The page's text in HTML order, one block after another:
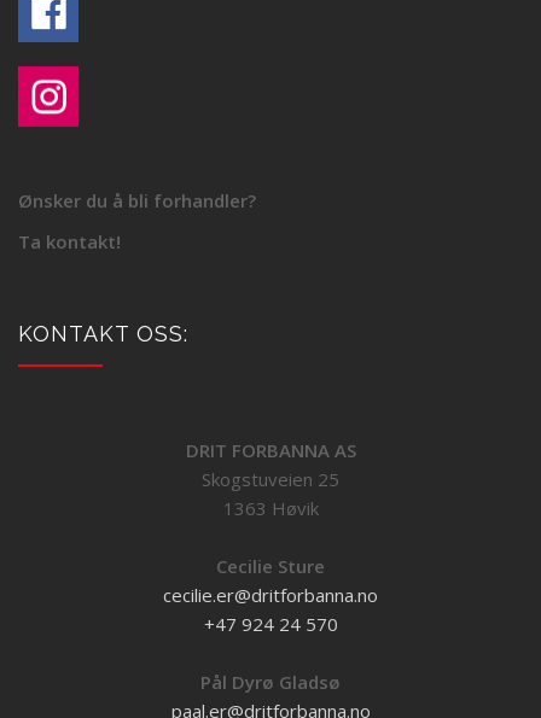
Ønsker du å bli forhandler?
Ta kontakt!
KONTAKT OSS:
DRIT FORBANNA AS
Skogstuveien 25
1363 Høvik
Cecilie Sture
cecilie.er@dritforbanna.no
+47 924 24 570
Pål Dyrø Gladsø
paal.er@dritforbanna.no